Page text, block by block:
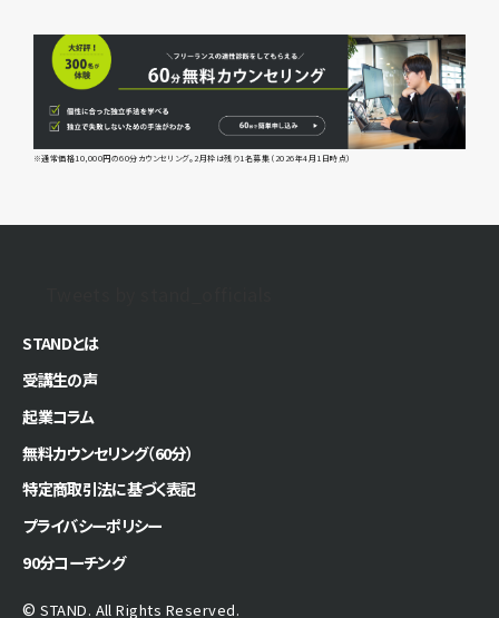
※通常価格10,000円の60分カウンセリング。2月枠は残り1名募集（2026年4月1日時点）
STANDとは
受講生の声
起業コラム
無料カウンセリング（60分）
特定商取引法に基づく表記
プライバシーポリシー
90分コーチング
© STAND. All Rights Reserved.